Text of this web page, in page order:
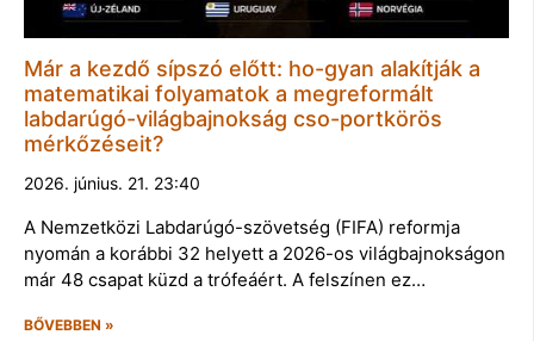
Már a kezdő sípszó előtt: ho-gyan alakítják a
matematikai folyamatok a megreformált
labdarúgó-világbajnokság cso-portkörös
mérkőzéseit?
2026. június. 21. 23:40
A Nemzetközi Labdarúgó-szövetség (FIFA) reformja
nyomán a korábbi 32 helyett a 2026-os világbajnokságon
már 48 csapat küzd a trófeáért. A felszínen ez…
BŐVEBBEN »